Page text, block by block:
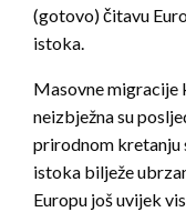
(gotovo) čitavu
istoka.
Masovne migracije
neizbježna su
prirodnom kretanju
istoka bilježe
Europu još uvijek